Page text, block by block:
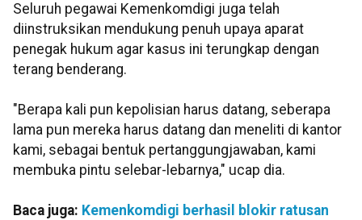
Seluruh pegawai Kemenkomdigi juga telah
diinstruksikan mendukung penuh upaya aparat
penegak hukum agar kasus ini terungkap dengan
terang benderang.
"Berapa kali pun kepolisian harus datang, seberapa
lama pun mereka harus datang dan meneliti di kantor
kami, sebagai bentuk pertanggungjawaban, kami
membuka pintu selebar-lebarnya," ucap dia.
Baca juga: Kemenkomdigi berhasil blokir ratusan